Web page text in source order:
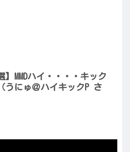
】MMDハイ・・・・キック
うにゅ＠ハイキックP さ